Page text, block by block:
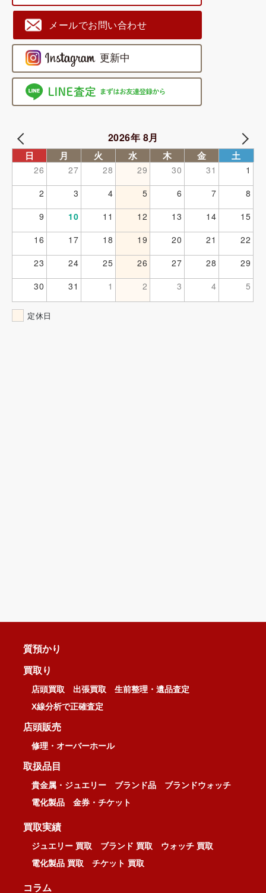
メールでお問い合わせ
2026年 8月
日 月 火 水 木 金 土
26 27 28 29 30 31
1
2
3 4 5 6 7
8
9
10 11 12 13 14
15
16
17 18 19 20 21
22
23
24 25 26 27 28
29
30
31 1 2 3 4 5
定休日
質預かり
買取り
店頭買取 出張買取
生前整理・遺品査定
X線分析で正確査定
店頭販売
修理・オーバーホール
取扱品目
貴金属・ジュエリー ブランド品
ブランドウォッチ
電化製品
金券・チケット
買取実績
ジュエリー 買取 ブランド 買取
ウォッチ 買取
電化製品 買取
チケット 買取
コラム